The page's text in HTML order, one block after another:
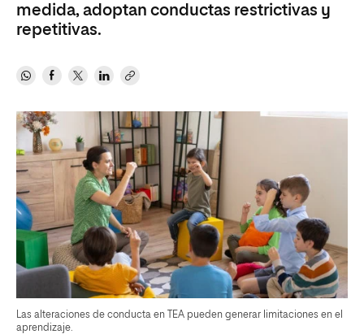
medida, adoptan conductas restrictivas y
repetitivas.
Las alteraciones de conducta en TEA pueden generar limitaciones en el
aprendizaje.